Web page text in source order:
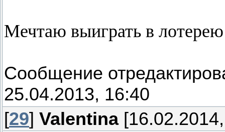
Мечтаю выиграть в
Сообщение
25.04.2013, 16:40
[29] Valentina